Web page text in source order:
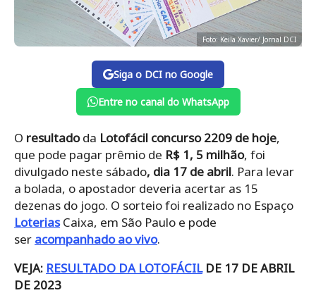
Foto: Keila Xavier/ Jornal DCI
Siga o DCI no Google
Entre no canal do WhatsApp
O resultadoda Lotofácil concurso 2209 de hoje,
que pode pagar prêmio de R$ 1, 5 milhão, foi
divulgado neste sábado, dia 17 de abril. Para levar
a bolada, o apostador deveria acertar as 15
dezenas do jogo. O sorteio foi realizado no Espaço
LoteriasCaixa, em São Paulo e pode
ser acompanhado ao vivo.
VEJA: RESULTADO DA LOTOFÁCILDE 17 DE ABRIL
DE 2023